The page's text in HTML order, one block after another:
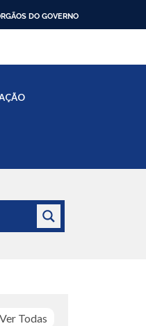
DO GOVERNO
Ver Todas